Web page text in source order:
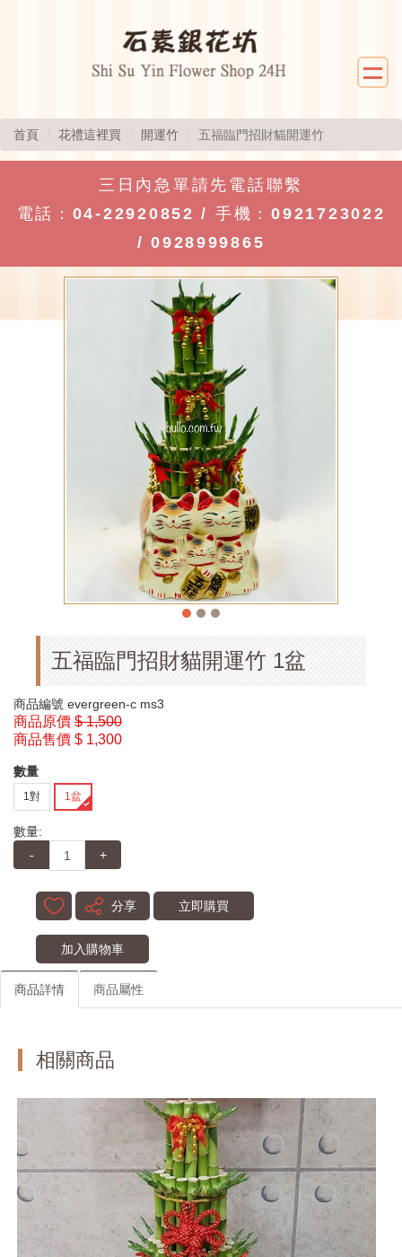
首頁 花禮這裡買 開運竹 五福臨門招財貓開運竹
三日內急單請先電話聯繫
電話： 04-22920852 / 手機：0921723022
/0928999865
五福臨門招財貓開運竹 1盆
商品編號 evergreen-c ms3
商品原價 $ 1,500
商品售價 $ 1,300
數量
1對 1盆
數量:
-
+
分享 立即購買
加入購物車
商品詳情 商品屬性
相關商品